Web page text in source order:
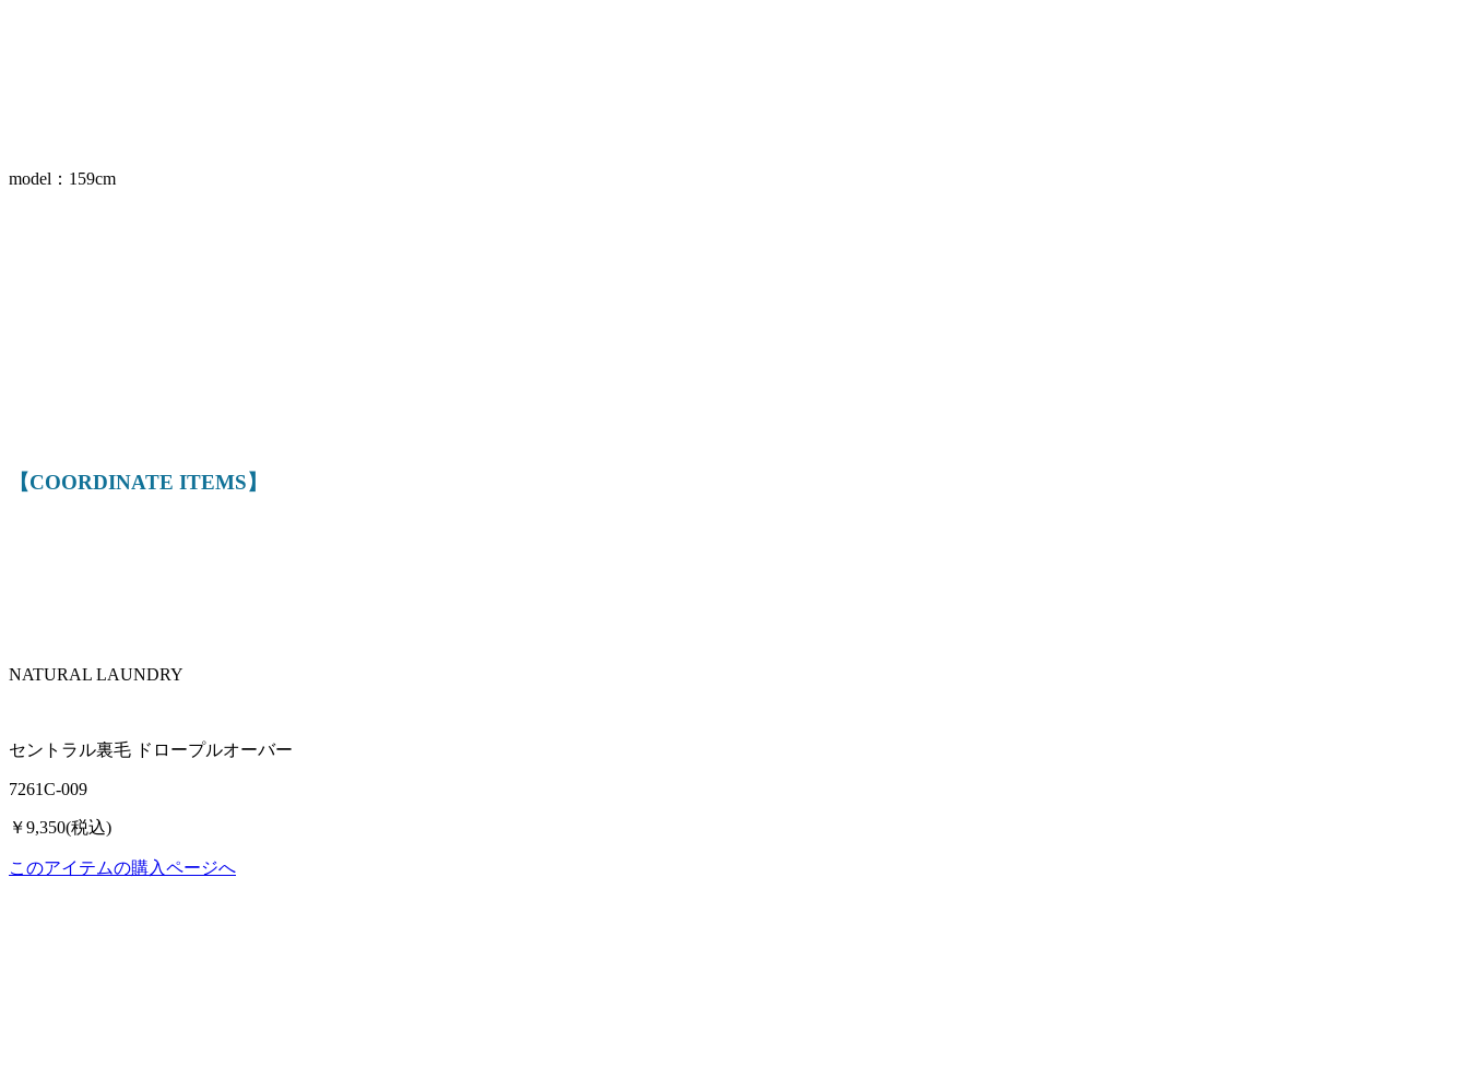
model：159cm
【COORDINATE ITEMS】
NATURAL LAUNDRY
セントラル裏毛 ドロープルオーバー
7261C-009
￥9,350(税込)
このアイテムの購入ページへ